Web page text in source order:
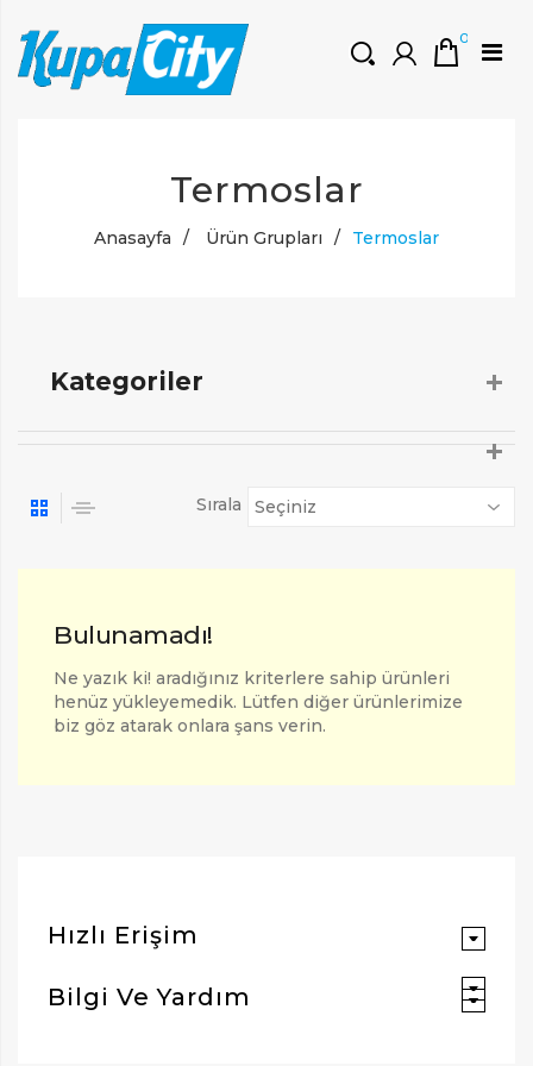
Müşteri Girişi
0
0 ₺
Termoslar
Anasayfa / Ürün Grupları / Termoslar
Kategoriler
Sırala
Bulunamadı!
Ne yazık ki! aradığınız kriterlere sahip ürünleri
henüz yükleyemedik. Lütfen diğer ürünlerimize
biz göz atarak onlara şans verin.
Hızlı Erişim
Bilgi Ve Yardım